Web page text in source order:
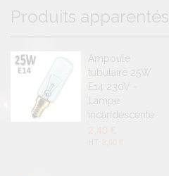
Produits apparentés
Ampoule
tubulaire 25W
E14 230V -
Lampe
incandescente
2,40 €
2,00 €